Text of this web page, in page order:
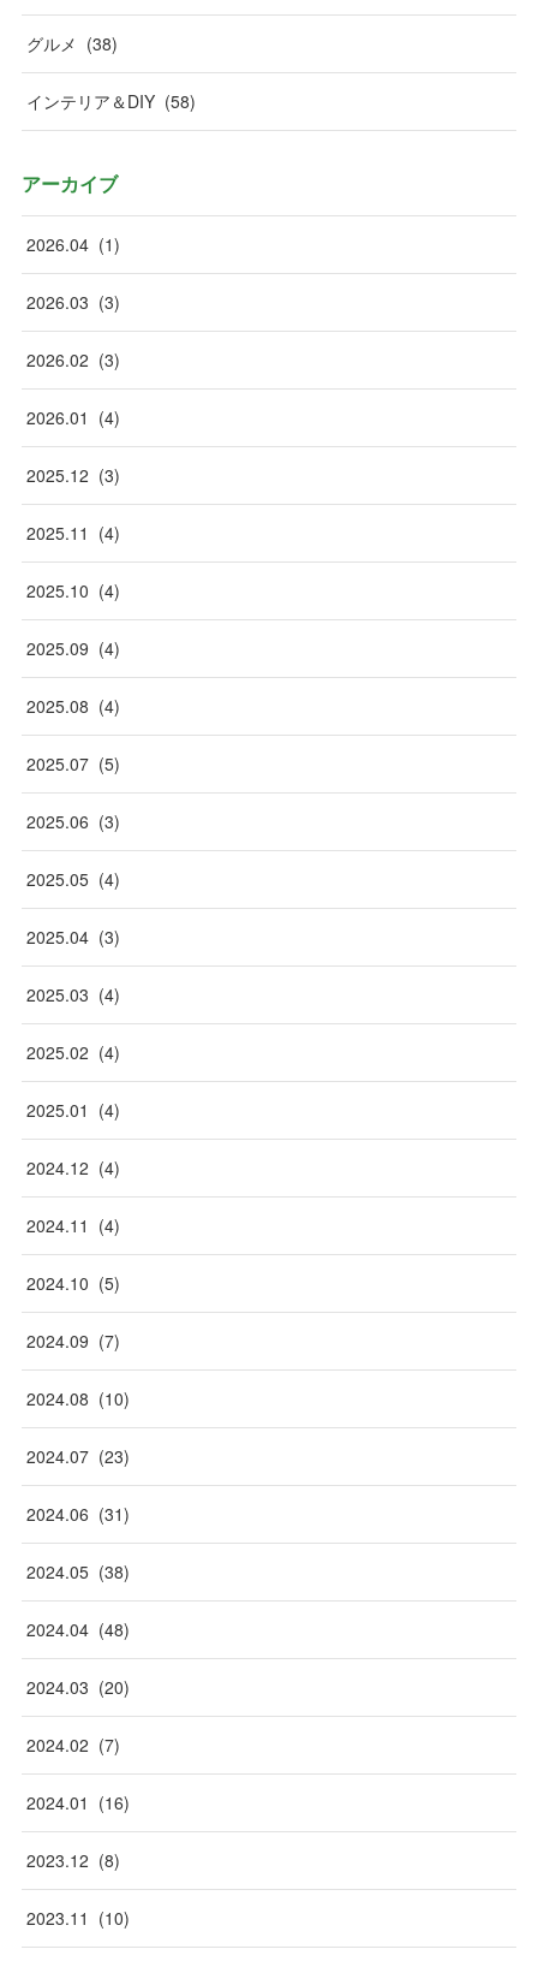
グルメ (38)
インテリア＆DIY (58)
アーカイブ
2026.04 (1)
2026.03 (3)
2026.02 (3)
2026.01 (4)
2025.12 (3)
2025.11 (4)
2025.10 (4)
2025.09 (4)
2025.08 (4)
2025.07 (5)
2025.06 (3)
2025.05 (4)
2025.04 (3)
2025.03 (4)
2025.02 (4)
2025.01 (4)
2024.12 (4)
2024.11 (4)
2024.10 (5)
2024.09 (7)
2024.08 (10)
2024.07 (23)
2024.06 (31)
2024.05 (38)
2024.04 (48)
2024.03 (20)
2024.02 (7)
2024.01 (16)
2023.12 (8)
2023.11 (10)